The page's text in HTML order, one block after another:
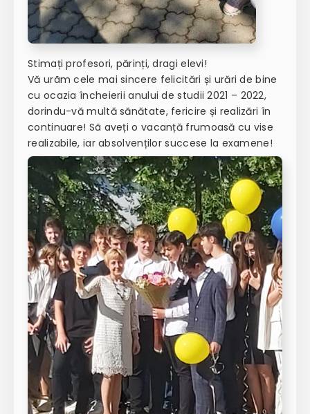
Stimați profesori, părinți, dragi elevi!
Vă urãm cele mai sincere felicitări și urări de bine
cu ocazia încheierii anului de studii 2021 – 2022,
dorindu-vă multă sănătate, fericire și realizări în
continuare! Sã aveți o vacanță frumoasă cu vise
realizabile, iar absolvenților succese la examene!